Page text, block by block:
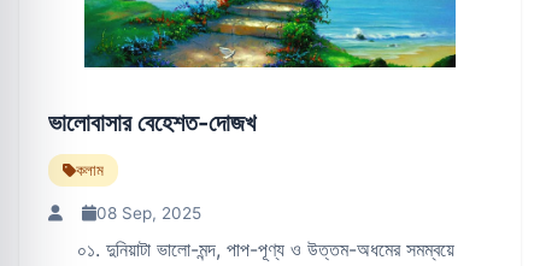
ভালোবাসার বেহেশত-দোজখ
কলাম
08 Sep, 2025
০১. দুনিয়াটা ভালো-মন্দ, পাপ-পূণ্য ও উত্তম-অধমের সমম্বয়ে